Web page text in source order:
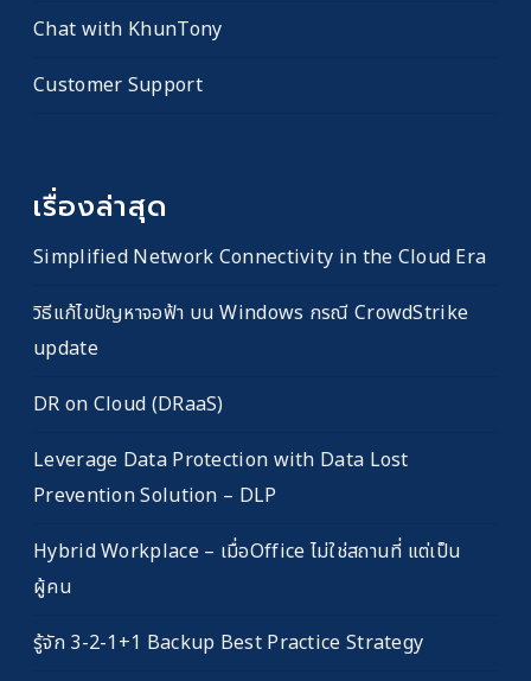
Chat with KhunTony
Customer Support
เรื่องล่าสุด
Simplified Network Connectivity in the Cloud Era
วิธีแก้ไขปัญหาจอฟ้า บน Windows กรณี CrowdStrike
update
DR on Cloud (DRaaS)
Leverage Data Protection with Data Lost
Prevention Solution – DLP
Hybrid Workplace – เมื่อOffice ไม่ใช่สถานที่ แต่เป็น
ผู้คน
รู้จัก 3-2-1+1 Backup Best Practice Strategy